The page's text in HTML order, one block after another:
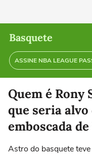
Basquete
ASSINE NBA LEAGUE
Quem é Rony
que seria alvo
emboscada
Astro do basquete